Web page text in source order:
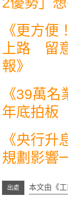
《更方便
上路 留
報》
《39萬名
年底拍板
《央行升
規劃影響
本文由《